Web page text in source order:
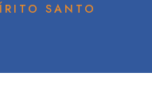
SANTO